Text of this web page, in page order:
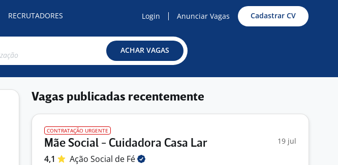
RECRUTADORES Login Anunciar Vagas Cadastrar CV
ACHAR VAGAS
Vagas publicadas recentemente
CONTRATAÇÃO URGENTE
Mãe Social - Cuidadora Casa Lar 19 jul
4,1 Ação Social de Fé